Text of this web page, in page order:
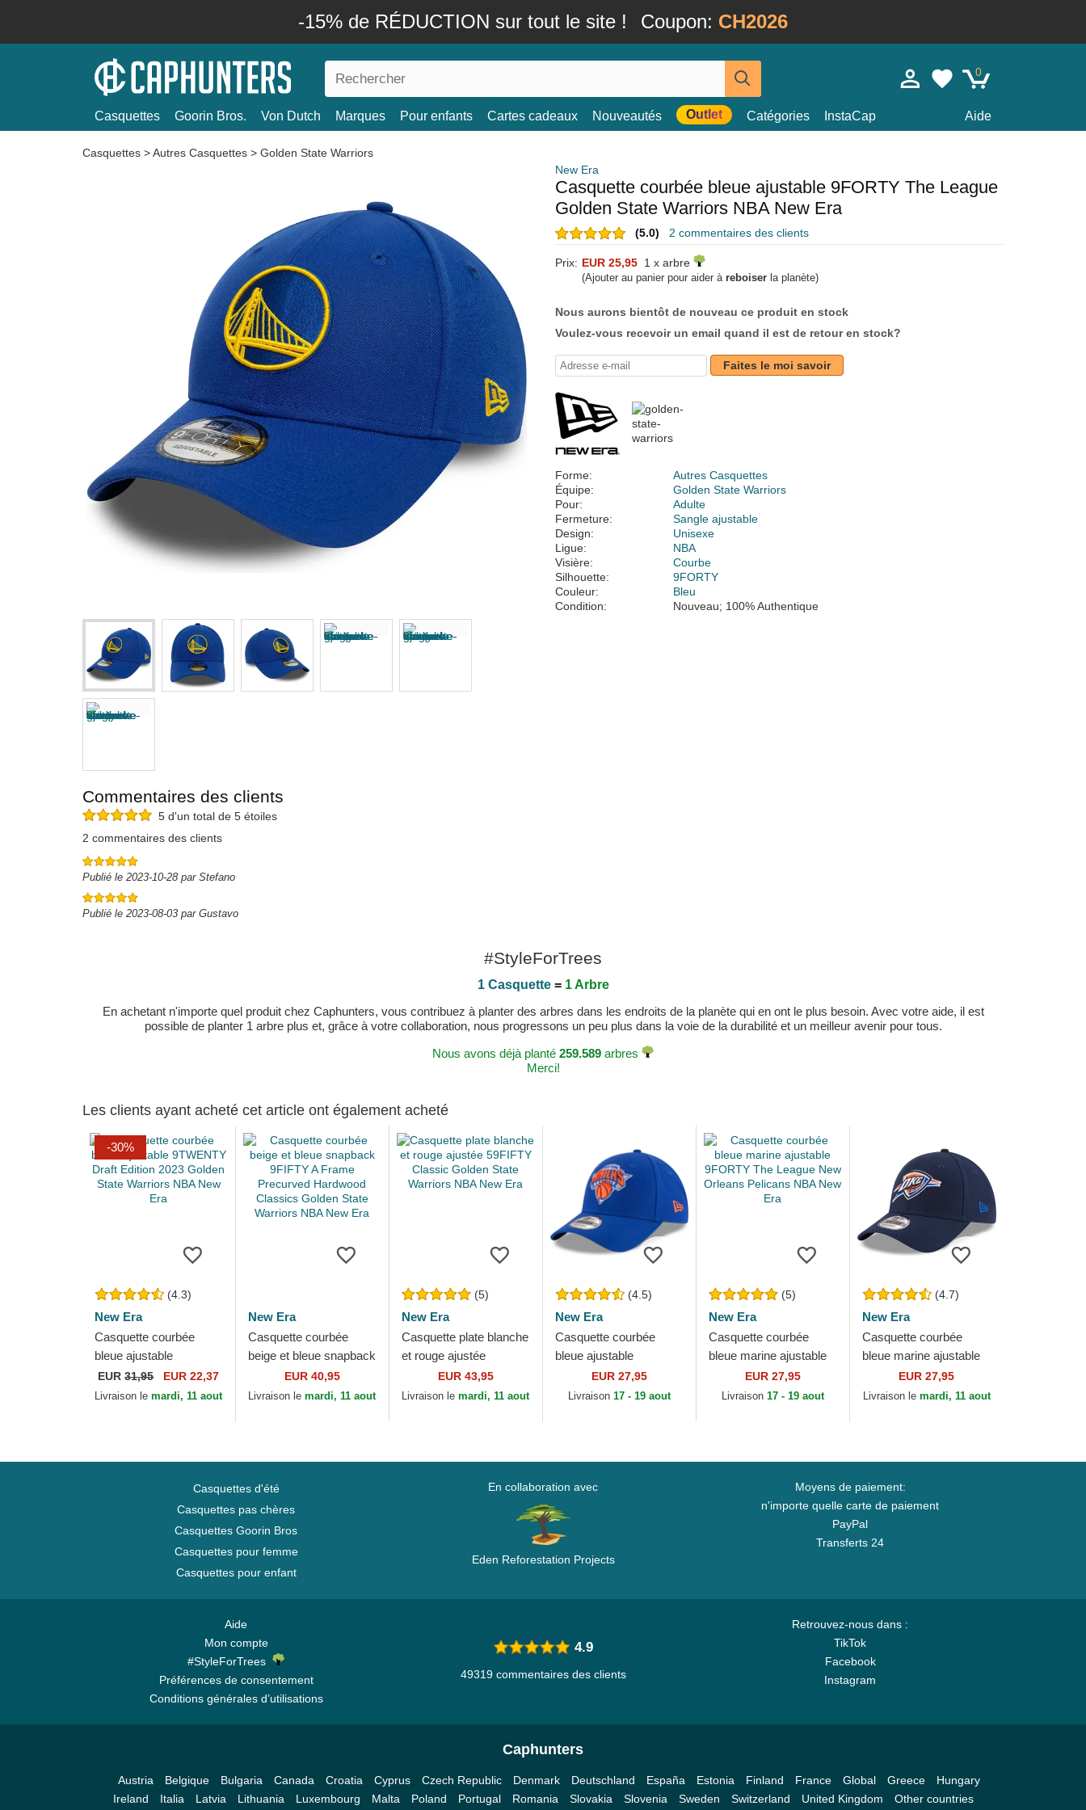
-15% de RÉDUCTION sur tout le site ! Coupon: CH2026
0
Casquettes Goorin Bros. Von Dutch Marques Pour enfants Cartes cadeaux Nouveautés Outlet Catégories InstaCap Aide
Casquettes >Autres Casquettes > Golden State Warriors
New Era
Casquette courbée bleue ajustable 9FORTY The League
Golden State Warriors NBA New Era
(5.0) 2 commentaires des clients
Prix: EUR 25,95 1 x arbre
(Ajouter au panier pour aider à reboiser la planète)
Nous aurons bientôt de nouveau ce produit en stock
Voulez-vous recevoir un email quand il est de retour en stock?
Faites le moi savoir
Forme:
Autres Casquettes
Équipe:
Golden State Warriors
Pour:
Adulte
Fermeture:
Sangle ajustable
Design:
Unisexe
Ligue:
NBA
Visière:
Courbe
Silhouette:
9FORTY
Couleur:
Bleu
Condition:
Nouveau; 100% Authentique
Commentaires des clients
5 d'un total de 5 étoiles
2 commentaires des clients
Publié le 2023-10-28 par Stefano
Publié le 2023-08-03 par Gustavo
#StyleForTrees
1 Casquette= 1 Arbre
En achetant n'importe quel produit chez Caphunters, vous contribuez à planter des arbres dans les endroits de la planète qui en ont le plus besoin. Avec votre aide, il est
possible de planter 1 arbre plus et, grâce à votre collaboration, nous progressons un peu plus dans la voie de la durabilité et un meilleur avenir pour tous.
Nous avons déjà planté 259.589 arbres
Merci!
Les clients ayant acheté cet article ont également acheté
-30%
(4.3)
New Era
Casquette courbée
bleue ajustable
9TWENTY Draft Edition
2023 Golden State
EUR31,95 EUR 22,37
Livraison lemardi, 11 aout
New Era
Casquette courbée
beige et bleue snapback
9FIFTY A Frame
Precurved Hardwood
EUR 40,95
Livraison lemardi, 11 aout
(5)
New Era
Casquette plate blanche
et rouge ajustée
59FIFTY Classic
Golden State Warriors
EUR 43,95
Livraison lemardi, 11 aout
(4.5)
New Era
Casquette courbée
bleue ajustable
9FORTY The League
New York Knicks NBA
EUR 27,95
Livraison 17 - 19 aout
(5)
New Era
Casquette courbée
bleue marine ajustable
9FORTY The League
New Orleans Pelicans
EUR 27,95
Livraison 17 - 19 aout
(4.7)
New Era
Casquette courbée
bleue marine ajustable
9FORTY The League
Oklahoma City Thunder
EUR 27,95
Livraison le mardi, 11 aout
Casquettes d'été
Casquettes pas chères
Casquettes Goorin Bros
Casquettes pour femme
Casquettes pour enfant
En collaboration avec
Eden Reforestation Projects
Moyens de paiement:
n'importe quelle carte de paiement
PayPal
Transferts 24
Aide
Mon compte
#StyleForTrees
Préférences de consentement
Conditions générales d’utilisations
Retrouvez-nous dans :
TikTok
Facebook
Instagram
4.9
49319 commentaires des clients
Caphunters
Austria Belgique Bulgaria Canada Croatia Cyprus Czech Republic Denmark Deutschland España Estonia Finland France Global Greece
Hungary
Ireland
Italia Latvia Lithuania Luxembourg Malta Poland Portugal Romania Slovakia Slovenia Sweden Switzerland United Kingdom Other countries